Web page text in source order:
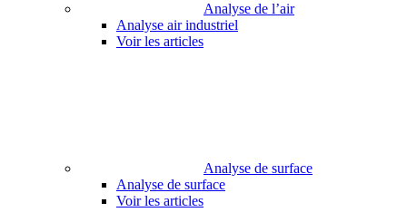
Analyse de l’air
Analyse air industriel
Voir les articles
Analyse de surface
Analyse de surface
Voir les articles